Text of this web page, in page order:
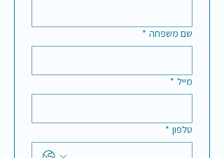
שם משפחה *
מייל *
טלפון *